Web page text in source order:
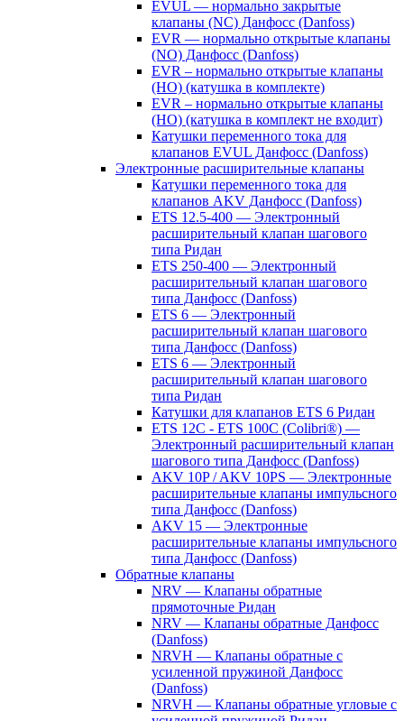
EVUL — нормально закрытые
клапаны (NC) Данфосс (Danfoss)
EVR — нормально открытые клапаны
(NO) Данфосс (Danfoss)
EVR – нормально открытые клапаны
(НО) (катушка в комплекте)
EVR – нормально открытые клапаны
(НО) (катушка в комплект не входит)
Катушки переменного тока для
клапанов EVUL Данфосс (Danfoss)
Электронные расширительные клапаны
Катушки переменного тока для
клапанов AKV Данфосс (Danfoss)
ETS 12.5-400 — Электронный
расширительный клапан шагового
типа Ридан
ETS 250-400 — Электронный
расширительный клапан шагового
типа Данфосс (Danfoss)
ETS 6 — Электронный
расширительный клапан шагового
типа Данфосс (Danfoss)
ETS 6 — Электронный
расширительный клапан шагового
типа Ридан
Катушки для клапанов ETS 6 Ридан
ETS 12C - ETS 100C (Colibri®) —
Электронный расширительный клапан
шагового типа Данфосс (Danfoss)
AKV 10P / AKV 10PS — Электронные
расширительные клапаны импульсного
типа Данфосс (Danfoss)
AKV 15 — Электронные
расширительные клапаны импульсного
типа Данфосс (Danfoss)
Обратные клапаны
NRV — Клапаны обратные
прямоточные Ридан
NRV — Клапаны обратные Данфосс
(Danfoss)
NRVH — Клапаны обратные с
усиленной пружиной Данфосс
(Danfoss)
NRVH — Клапаны обратные угловые с